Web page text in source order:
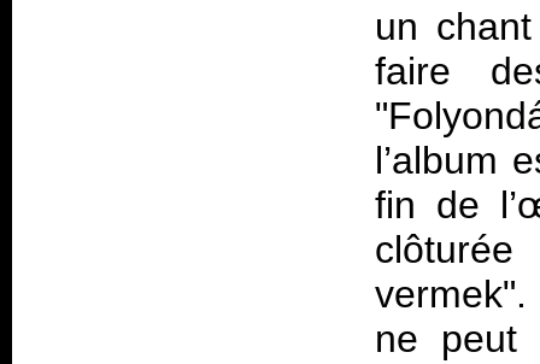
un
faire
l’album
fin de
ne peut